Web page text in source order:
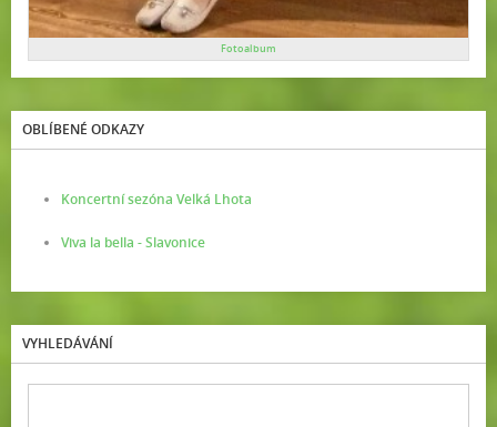
Fotoalbum
OBLÍBENÉ ODKAZY
Koncertní sezóna Velká Lhota
Viva la bella - Slavonice
VYHLEDÁVÁNÍ